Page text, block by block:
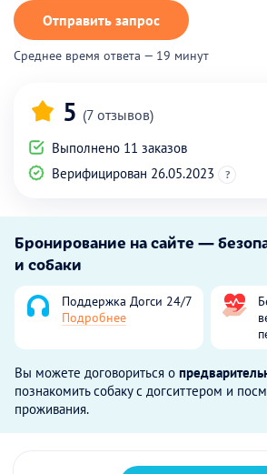
Отправить запрос
Среднее время ответа — 19 минут
5 (7 отзывов)
Выполнено 11 заказов
Верифицирован 26.05.2023
?
Бронирование на сайте —
и собаки
Поддержка Догси 24/7
Подробнее
Вы можете договориться о
познакомить собаку с догситтером и
проживания.